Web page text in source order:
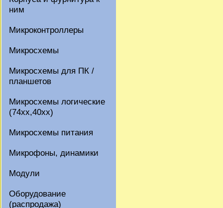
ним
Микроконтроллеры
Микросхемы
Микросхемы для ПК /
планшетов
Микросхемы логические
(74xx,40xx)
Микросхемы питания
Микрофоны, динамики
Модули
Оборудование
(распродажа)